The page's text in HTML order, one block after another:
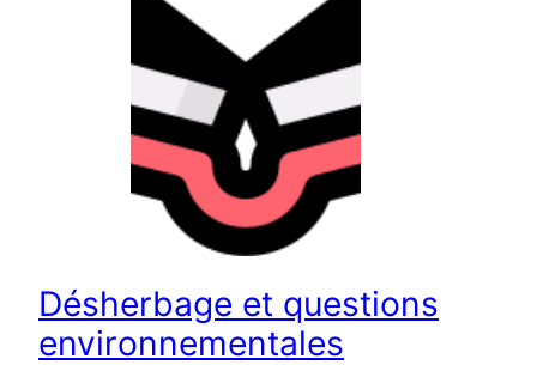
Désherbage et questions
environnementales